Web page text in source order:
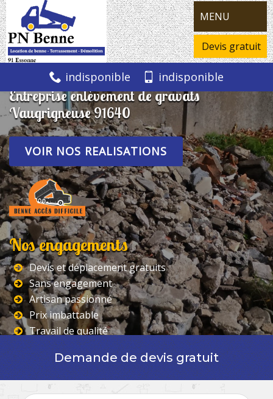
MENU
Devis gratuit
indisponible indisponible
Entreprise enlèvement de gravats
Vaugrigneuse 91640
VOIR NOS REALISATIONS
Nos engagements
Devis et déplacement gratuits
Sans engagement
Artisan passionné
Prix imbattable
Travail de qualité
Demande de devis gratuit